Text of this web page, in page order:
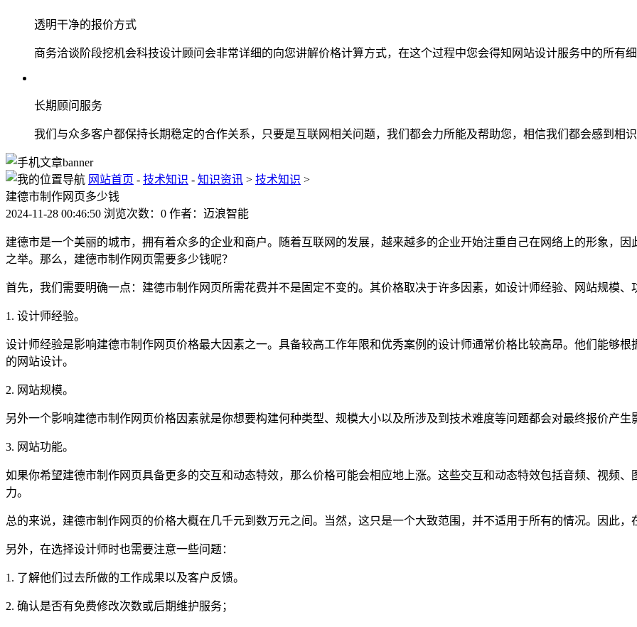
透明干净的报价方式
商务洽谈阶段挖机会科技设计顾问会非常详细的向您讲解价格计算方式，在这个过程中您会得知网站设计服务中的所有
长期顾问服务
我们与众多客户都保持长期稳定的合作关系，只要是互联网相关问题，我们都会力所能及帮助您，相信我们都会感到相
网站首页 - 技术知识 - 知识资讯 > 技术知识 >
建德市制作网页多少钱
2024-11-28 00:46:50 浏览次数：0 作者：迈浪智能
建德市是一个美丽的城市，拥有着众多的企业和商户。随着互联网的发展，越来越多的企业开始注重自己在网络上的形象，
之举。那么，建德市制作网页需要多少钱呢？
首先，我们需要明确一点：建德市制作网页所需花费并不是固定不变的。其价格取决于许多因素，如设计师经验、网站规模、
1. 设计师经验。
设计师经验是影响建德市制作网页价格最大因素之一。具备较高工作年限和优秀案例的设计师通常价格比较高昂。他们能够
的网站设计。
2. 网站规模。
另外一个影响建德市制作网页价格因素就是你想要构建何种类型、规模大小以及所涉及到技术难度等问题都会对最终报价产生
3. 网站功能。
如果你希望建德市制作网页具备更多的交互和动态特效，那么价格可能会相应地上涨。这些交互和动态特效包括音频、视频
力。
总的来说，建德市制作网页的价格大概在几千元到数万元之间。当然，这只是一个大致范围，并不适用于所有的情况。因此
另外，在选择设计师时也需要注意一些问题：
1. 了解他们过去所做的工作成果以及客户反馈。
2. 确认是否有免费修改次数或后期维护服务；